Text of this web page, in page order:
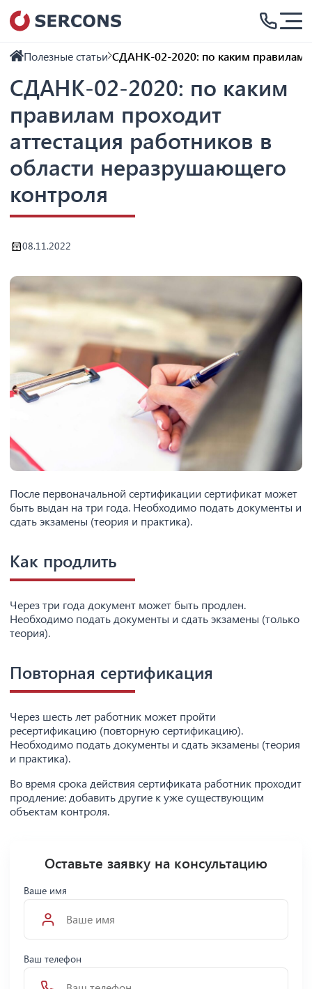
Полезные статьи СДАНК-02-2020: по каким правилам
СДАНК-02-2020: по каким
правилам проходит
аттестация работников в
области неразрушающего
контроля
08.11.2022
После первоначальной сертификации сертификат может
быть выдан на три года. Необходимо подать документы и
сдать экзамены (теория и практика).
Как продлить
Через три года документ может быть продлен.
Необходимо подать документы и сдать экзамены (только
теория).
Повторная сертификация
Через шесть лет работник может пройти
ресертификацию (повторную сертификацию).
Необходимо подать документы и сдать экзамены (теория
и практика).
Во время срока действия сертификата работник проходит
продление: добавить другие к уже существующим
объектам контроля.
Оставьте заявку на консультацию
Ваше имя
Ваш телефон